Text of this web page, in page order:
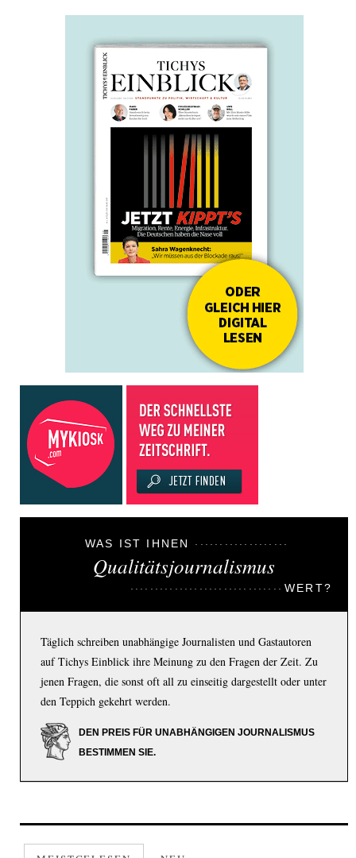
WAS IST IHNEN
Qualitätsjournalismus
WERT?
Täglich schreiben unabhängige Journalisten und Gastautoren
auf Tichys Einblick ihre Meinung zu den Fragen der Zeit. Zu
jenen Fragen, die sonst oft all zu einseitig dargestellt oder unter
den Teppich gekehrt werden.
DEN PREIS FÜR UNABHÄNGIGEN JOURNALISMUS
BESTIMMEN SIE.